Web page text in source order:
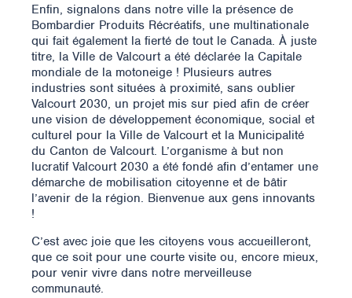
Enfin, signalons dans notre ville la présence de
Bombardier Produits Récréatifs, une multinationale
qui fait également la fierté de tout le Canada. À juste
titre, la Ville de Valcourt a été déclarée la Capitale
mondiale de la motoneige ! Plusieurs autres
industries sont situées à proximité, sans oublier
Valcourt 2030, un projet mis sur pied afin de créer
une vision de développement économique, social et
culturel pour la Ville de Valcourt et la Municipalité
du Canton de Valcourt. L’organisme à but non
lucratif Valcourt 2030 a été fondé afin d’entamer une
démarche de mobilisation citoyenne et de bâtir
l’avenir de la région. Bienvenue aux gens innovants
!
C’est avec joie que les citoyens vous accueilleront,
que ce soit pour une courte visite ou, encore mieux,
pour venir vivre dans notre merveilleuse
communauté.